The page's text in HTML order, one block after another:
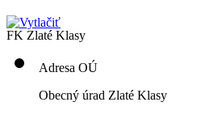
FK Zlaté Klasy
Adresa OÚ
Obecný úrad Zlaté Klasy